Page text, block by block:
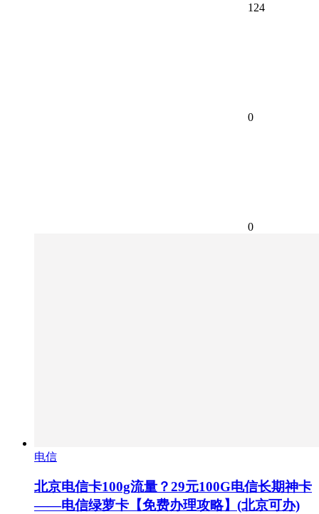
124
0
0
电信
北京电信卡100g流量？29元100G电信长期神卡
——电信绿萝卡【免费办理攻略】(北京可办)